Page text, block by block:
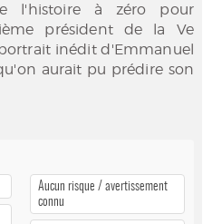
l'histoire à zéro pour
président de la Ve
inédit d'Emmanuel
aurait pu prédire son
Aucun risque / avertissement
connu